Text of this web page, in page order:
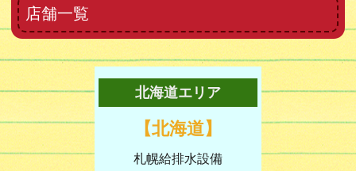
店舗一覧
北海道エリア
【北海道】
札幌給排水設備